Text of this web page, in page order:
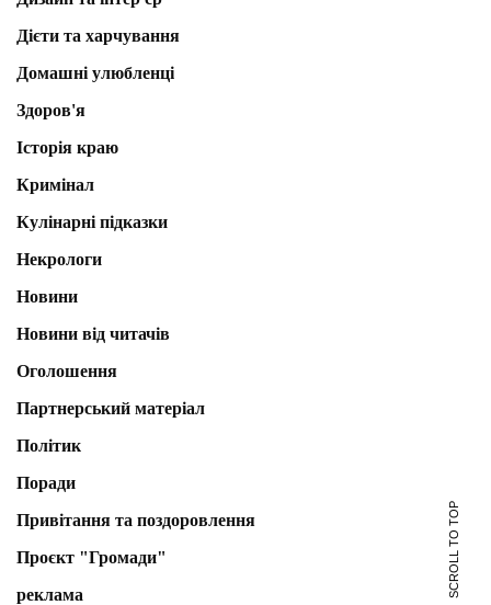
Дієти та харчування
Домашні улюбленці
Здоров'я
Історія краю
Кримінал
Кулінарні підказки
Некрологи
Новини
Новини від читачів
Оголошення
Партнерський матеріал
Політик
Поради
Привітання та поздоровлення
Проєкт "Громади"
реклама
SCROLL TO TOP